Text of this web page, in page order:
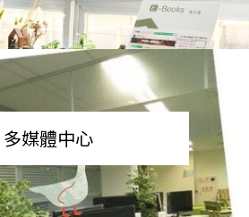
多媒體中心